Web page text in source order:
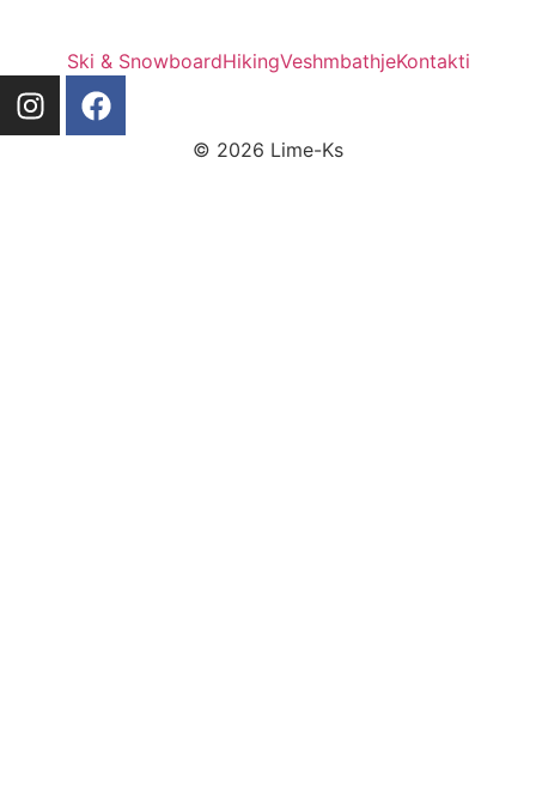
Ski & SnowboardHikingVeshmbathjeKontakti
© 2026 Lime-Ks